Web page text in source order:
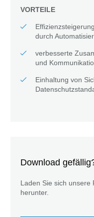
VORTEILE
durch
verbesserte
und
Einhaltung von
Download
Laden Sie sich unsere
herunter.